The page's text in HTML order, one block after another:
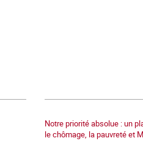
Notre priorité absolue : un
le chômage, la pauvreté et